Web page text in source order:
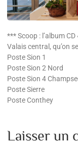
*** Scoop : l’album
Valais central, qu’on
Poste Sion 1
Poste Sion 2 Nord
Poste Sion 4
Poste Sierre
Poste Conthey
Laisser un